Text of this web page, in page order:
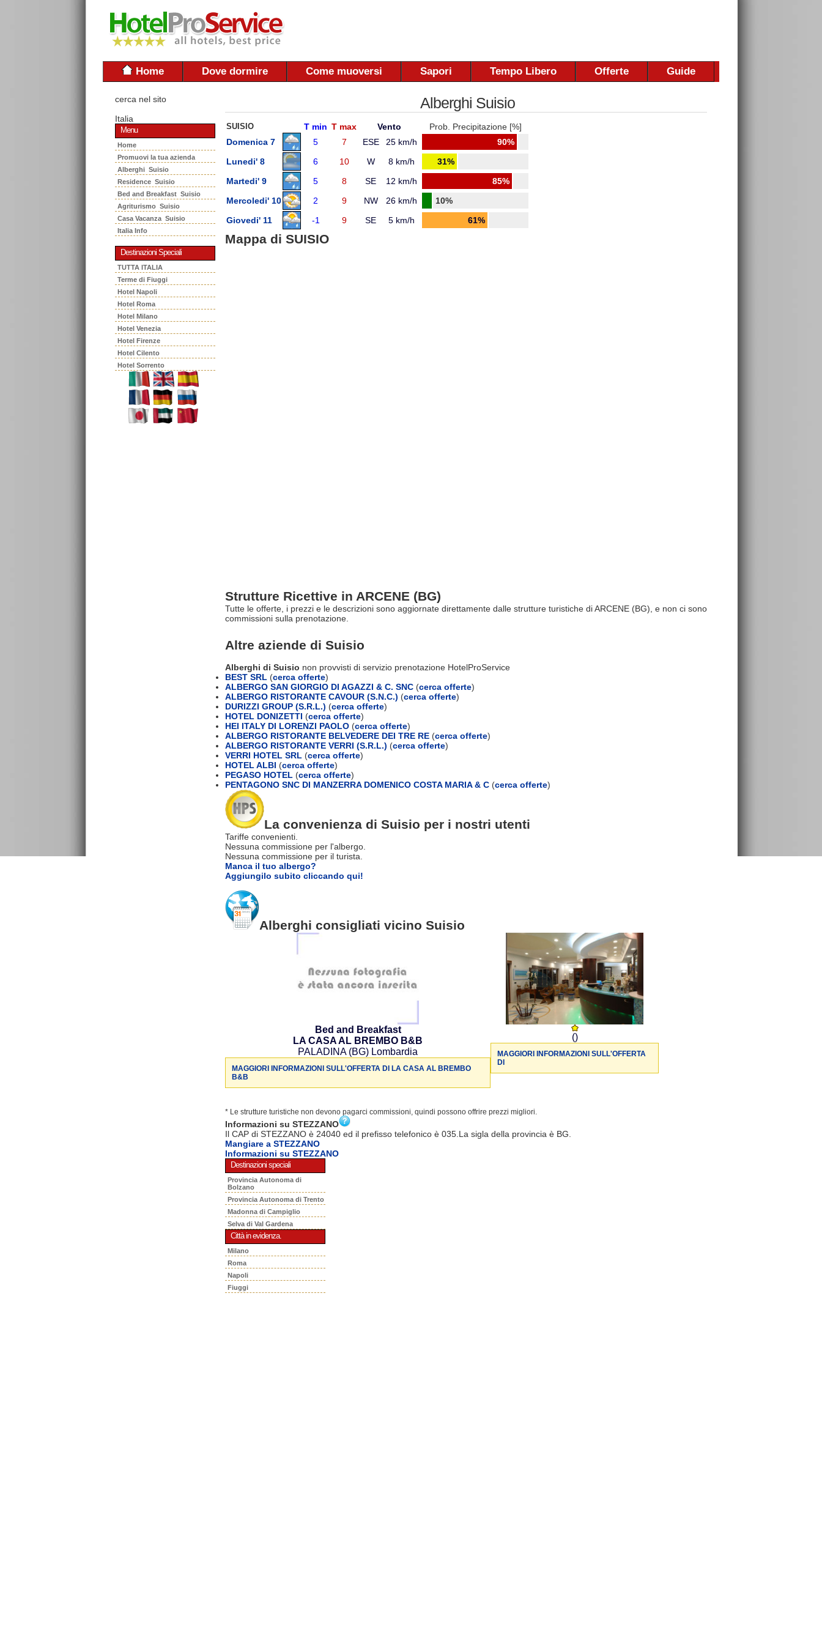
Home Dove dormire Come muoversi Sapori Tempo Libero Offerte Guide
cerca nel sito
Italia
Menu
Home
Promuovi la tua azienda
Alberghi Suisio
Residence Suisio
Bed and Breakfast Suisio
Agriturismo Suisio
Casa Vacanza Suisio
Italia Info
Destinazioni Speciali
TUTTA ITALIA
Terme di Fiuggi
Hotel Napoli
Hotel Roma
Hotel Milano
Hotel Venezia
Hotel Firenze
Hotel Cilento
Hotel Sorrento
Alberghi Suisio
SUISIO T min T max Vento
Prob. Precipitazione [%]
Domenica 7
5 7 ESE 25 km/h
90%
Lunedi' 8
6 10 W 8 km/h
31%
Martedi' 9
5 8 SE 12 km/h
85%
Mercoledi' 10
2 9 NW 26 km/h
10%
Giovedi' 11
-1 9 SE 5 km/h 61%
Mappa di SUISIO
Strutture Ricettive in ARCENE (BG)
Tutte le offerte, i prezzi e le descrizioni sono aggiornate direttamente dalle strutture turistiche di ARCENE (BG), e non ci sono
commissioni sulla prenotazione.
Altre aziende di Suisio
Alberghi di Suisio non provvisti di servizio prenotazione HotelProService
BEST SRL (cerca offerte)
ALBERGO SAN GIORGIO DI AGAZZI & C. SNC (cerca offerte)
ALBERGO RISTORANTE CAVOUR (S.N.C.) (cerca offerte)
DURIZZI GROUP (S.R.L.) (cerca offerte)
HOTEL DONIZETTI (cerca offerte)
HEI ITALY DI LORENZI PAOLO (cerca offerte)
ALBERGO RISTORANTE BELVEDERE DEI TRE RE (cerca offerte)
ALBERGO RISTORANTE VERRI (S.R.L.) (cerca offerte)
VERRI HOTEL SRL (cerca offerte)
HOTEL ALBI (cerca offerte)
PEGASO HOTEL (cerca offerte)
PENTAGONO SNC DI MANZERRA DOMENICO COSTA MARIA & C (cerca offerte)
La convenienza di Suisio per i nostri utenti
Tariffe convenienti.
Nessuna commissione per l'albergo.
Nessuna commissione per il turista.
Manca il tuo albergo?
Aggiungilo subito cliccando qui!
Alberghi consigliati vicino Suisio
Bed and Breakfast
LA CASA AL BREMBO B&B
PALADINA (BG) Lombardia
MAGGIORI INFORMAZIONI SULL'OFFERTA DI LA CASA AL BREMBO
B&B
()
MAGGIORI INFORMAZIONI SULL'OFFERTA
DI
* Le strutture turistiche non devono pagarci commissioni, quindi possono offrire prezzi migliori.
Informazioni su STEZZANO
Il CAP di STEZZANO è 24040 ed il prefisso telefonico è 035.La sigla della provincia è BG.
Mangiare a STEZZANO
Informazioni su STEZZANO
Destinazioni speciali
Provincia Autonoma di
Bolzano
Provincia Autonoma di Trento
Madonna di Campiglio
Selva di Val Gardena
Città in evidenza.
Milano
Roma
Napoli
Fiuggi